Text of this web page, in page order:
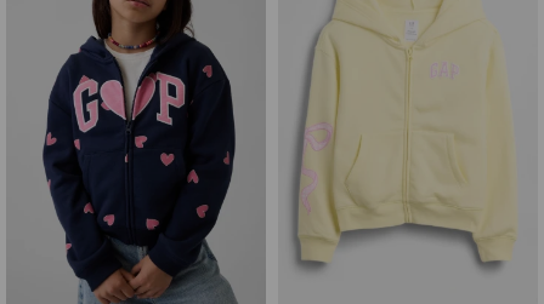
Camperas
Musculosas
Shorts
Vestidos y polleras
Pijamas
Camperas
Chalecos
Shorts
Ropa interior
Polos
Camperas
Chalecos
Ropa interior
Pijamas
Camperas
Pijamas
Sets
Sets